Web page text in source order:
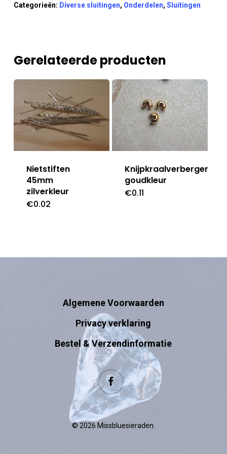
Categorieën: Diverse sluitingen, Onderdelen, Sluitingen
Gerelateerde producten
Nietstiften
45mm
zilverkleur
€0.02
Knijpkraalverberger
goudkleur
€0.11
Algemene Voorwaarden
Privacy verklaring
Bestel & Verzendinformatie
facebook
© 2026 Missbluesieraden.